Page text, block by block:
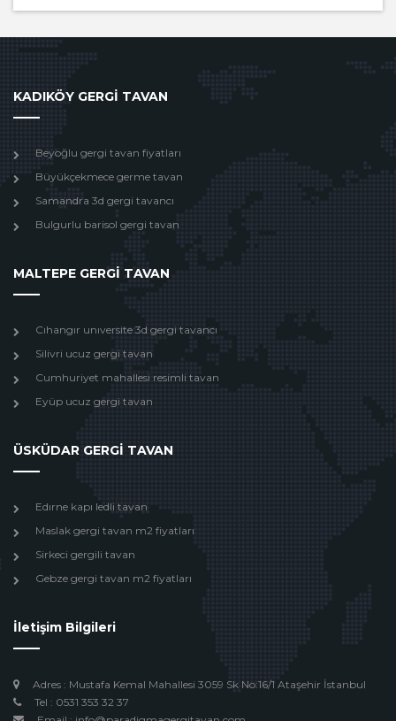
KADIKÖY GERGİ TAVAN
Beyoğlu gergi tavan fiyatları
Büyükçekmece germe tavan
Samandra 3d gergi tavancı
Bulgurlu barisol gergi tavan
MALTEPE GERGİ TAVAN
Cıhangır unıversite 3d gergi tavancı
Silivri ucuz gergi tavan
Cumhuriyet mahallesi resimli tavan
Eyüp ucuz gergi tavan
ÜSKÜDAR GERGİ TAVAN
Edırne kapı ledli tavan
Maslak gergi tavan m2 fiyatları
Sirkeci gergili tavan
Gebze gergi tavan m2 fiyatları
İletişim Bilgileri
Adres : Mustafa Kemal Mahallesi 3059 Sk No:16/1 Ataşehir İstanbul
Tel : 0531 353 32 37